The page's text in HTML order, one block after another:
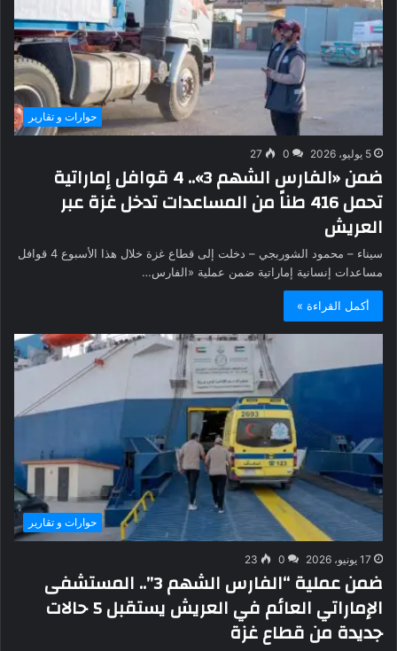
حوارات و تقارير
5 يوليو، 2026 0
27
ضمن «الفارس الشهم 3».. 4 قوافل إماراتية
تحمل 416 طناً من المساعدات تدخل غزة عبر
العريش
سيناء – محمود الشوربجي – دخلت إلى قطاع غزة خلال هذا الأسبوع 4 قوافل
مساعدات إنسانية إماراتية ضمن عملية «الفارس…
أكمل القراءة »
حوارات و تقارير
17 يونيو، 2026 0
23
ضمن عملية “الفارس الشهم 3”.. المستشفى
الإماراتي العائم في العريش يستقبل 5 حالات
جديدة من قطاع غزة